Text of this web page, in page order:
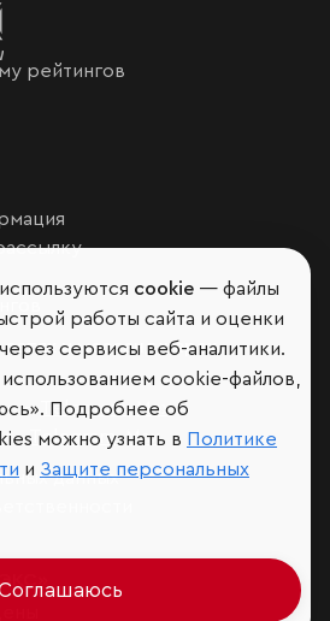
рейтингов
и мессенджерах
– Telegram,Max
–Telegram,Max
данных
cookie — файлы
работы сайта и оценки
сервисы веб-аналитики.
cookie-файлов,
Подробнее об
можно узнать в Политике
и Защите персональных